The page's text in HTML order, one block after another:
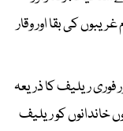
کی بقا اور وقار
فوری ریلیف کا ذریعہ
خاندانوں کو ریلیف